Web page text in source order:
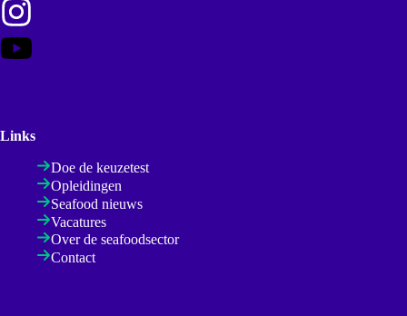
Links
Doe de keuzetest
Opleidingen
Seafood nieuws
Vacatures
Over de seafoodsector
Contact